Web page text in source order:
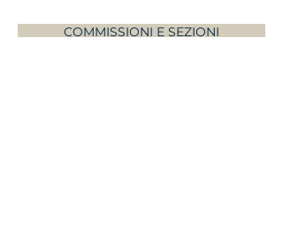
COMMISSIONI E SEZIONI